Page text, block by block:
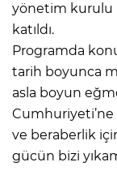
yönetim kurulu
katıldı.
Programda
tarih boyunca
asla boyun
ve beraberlik
gücün bizi